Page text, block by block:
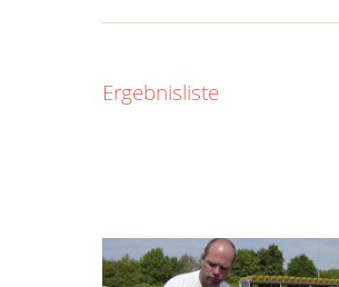
Ergebnisliste